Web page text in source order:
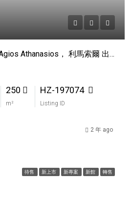
別墅 （獨立式） 在 Agios Athanasios， 利馬索爾 出售
250
m²
HZ-197074
Listing ID
2 年 ago
待售 新上市 新專案 新館 轉售